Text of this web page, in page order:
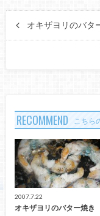
オキザヨリのバタ
RECOMMEND こちら
2007.7.22
オキザヨリのバター焼き